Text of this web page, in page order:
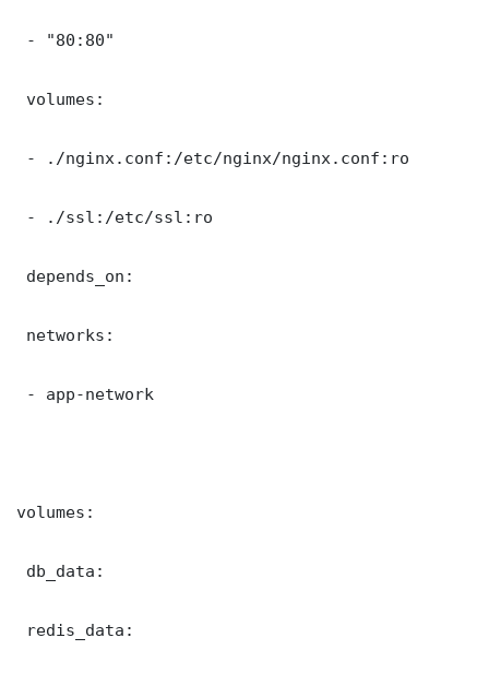
- "80:80"
volumes:
- ./nginx.conf:/etc/nginx/nginx.conf:ro
- ./ssl:/etc/ssl:ro
depends_on:
networks:
- app-network
volumes:
db_data:
redis_data: